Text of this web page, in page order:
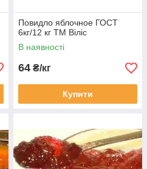
Повидло яблочное ГОСТ
6кг/12 кг ТМ Віліс
В наявності
64 ₴/кг
Купити